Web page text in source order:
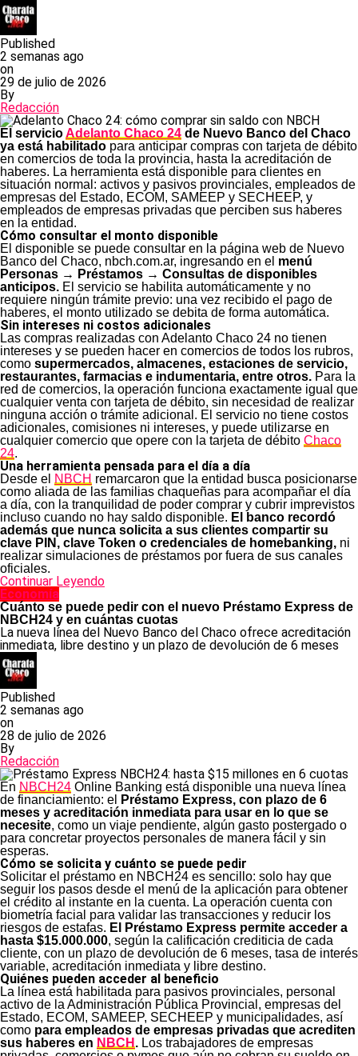
Published
2 semanas ago
on
29 de julio de 2026
By
Redacción
El servicioAdelanto Chaco 24 de Nuevo Banco del Chaco
ya está habilitado para anticipar compras con tarjeta de débito
en comercios de toda la provincia, hasta la acreditación de
haberes. La herramienta está disponible para clientes en
situación normal: activos y pasivos provinciales, empleados de
empresas del Estado, ECOM, SAMEEP y SECHEEP, y
empleados de empresas privadas que perciben sus haberes
en la entidad.
Cómo consultar el monto disponible
El disponible se puede consultar en la página web de Nuevo
Banco del Chaco, nbch.com.ar, ingresando en el menú
Personas → Préstamos → Consultas de disponibles
anticipos. El servicio se habilita automáticamente y no
requiere ningún trámite previo: una vez recibido el pago de
haberes, el monto utilizado se debita de forma automática.
Sin intereses ni costos adicionales
Las compras realizadas con Adelanto Chaco 24 no tienen
intereses y se pueden hacer en comercios de todos los rubros,
como supermercados, almacenes, estaciones de servicio,
restaurantes, farmacias e indumentaria, entre otros. Para la
red de comercios, la operación funciona exactamente igual que
cualquier venta con tarjeta de débito, sin necesidad de realizar
ninguna acción o trámite adicional. El servicio no tiene costos
adicionales, comisiones ni intereses, y puede utilizarse en
cualquier comercio que opere con la tarjeta de débito Chaco
24.
Una herramienta pensada para el día a día
Desde el NBCH remarcaron que la entidad busca posicionarse
como aliada de las familias chaqueñas para acompañar el día
a día, con la tranquilidad de poder comprar y cubrir imprevistos
incluso cuando no hay saldo disponible. El banco recordó
además que nunca solicita a sus clientes compartir su
clave PIN, clave Token o credenciales de homebanking, ni
realizar simulaciones de préstamos por fuera de sus canales
oficiales.
Continuar Leyendo
Economía
Cuánto se puede pedir con el nuevo Préstamo Express de
NBCH24 y en cuántas cuotas
La nueva línea del Nuevo Banco del Chaco ofrece acreditación
inmediata, libre destino y un plazo de devolución de 6 meses
Published
2 semanas ago
on
28 de julio de 2026
By
Redacción
En NBCH24 Online Banking está disponible una nueva línea
de financiamiento: el
Préstamo Express, con plazo de 6
meses y acreditación inmediata para usar en lo que se
necesite, como un viaje pendiente, algún gasto postergado o
para concretar proyectos personales de manera fácil y sin
esperas.
Cómo se solicita y cuánto se puede pedir
Solicitar el préstamo en NBCH24 es sencillo: solo hay que
seguir los pasos desde el menú de la aplicación para obtener
el crédito al instante en la cuenta. La operación cuenta con
biometría facial para validar las transacciones y reducir los
riesgos de estafas. El Préstamo Express permite acceder a
hasta $15.000.000, según la calificación crediticia de cada
cliente, con un plazo de devolución de 6 meses, tasa de interés
variable, acreditación inmediata y libre destino.
Quiénes pueden acceder al beneficio
La línea está habilitada para pasivos provinciales, personal
activo de la Administración Pública Provincial, empresas del
Estado, ECOM, SAMEEP, SECHEEP y municipalidades, así
como para empleados de empresas privadas que acrediten
sus haberes en NBCH . Los trabajadores de empresas